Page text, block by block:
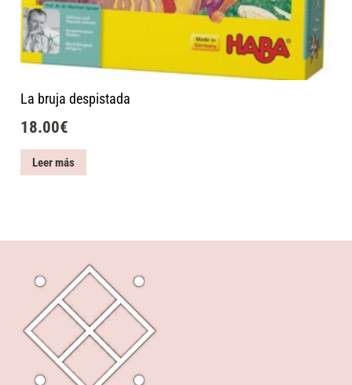
La bruja despistada
18.00€
Leer más